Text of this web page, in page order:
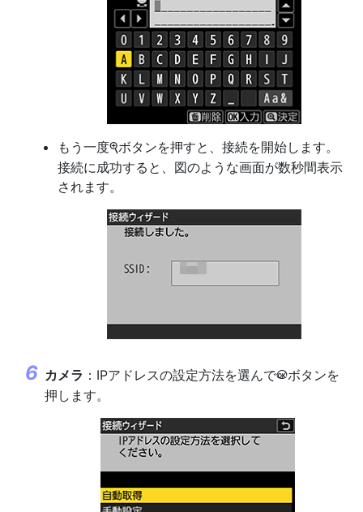
もう一度Xボタンを押すと、接続を開始します。
接続に成功すると、図のような画面が数秒間表示
されます。
カメラ ：IPアドレスの設定方法を選んでJボタンを
押します。